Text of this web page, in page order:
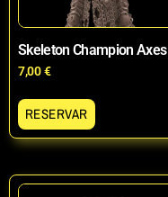
Skeleton Champion Axes
7,00€
RESERVAR